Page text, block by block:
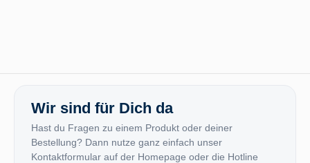
Wir sind für Dich da
Hast du Fragen zu einem Produkt oder deiner
Bestellung? Dann nutze ganz einfach unser
Kontaktformular auf der Homepage oder die Hotline